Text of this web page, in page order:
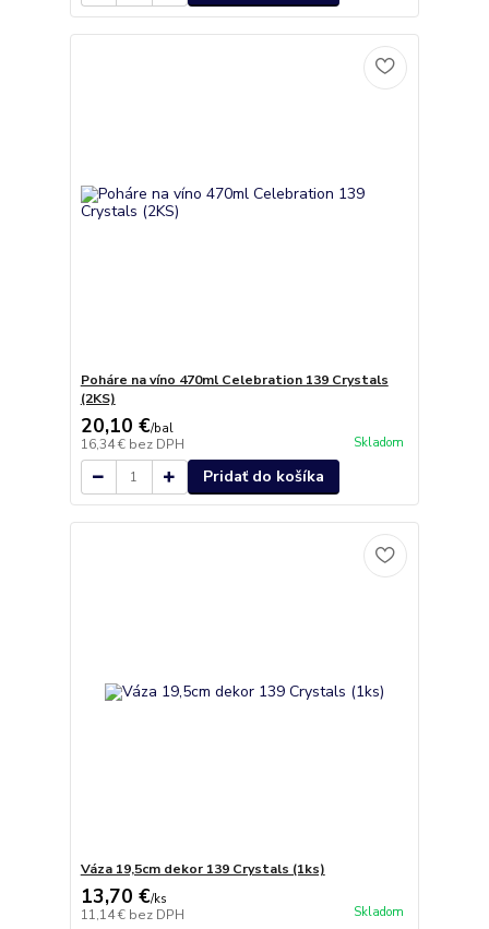
Poháre na víno 470ml Celebration 139 Crystals
(2KS)
20,10 €/bal
16,34 € bez DPH Skladom
Pridať do košíka
Váza 19,5cm dekor 139 Crystals (1ks)
13,70 €/ks
11,14 € bez DPH Skladom